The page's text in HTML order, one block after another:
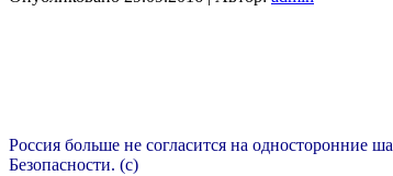
Россия больше не согласится на односторонние
Безопасности. (с)